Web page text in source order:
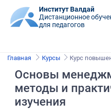
Институт Валдай
Дистанционное
для педагогов
Главная Курсы Курс
Основы
методы и
изучения